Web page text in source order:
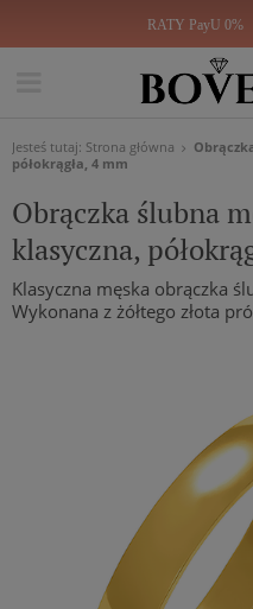
RATY PayU 0%
Jesteś tutaj: Strona główna
półokrągła, 4 mm
Obrączka ślubna
klasyczna,
Klasyczna męska obrączka
Wykonana z żółtego złota